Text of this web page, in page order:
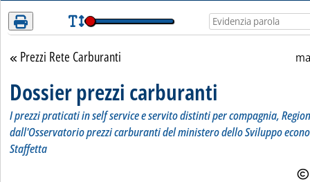
Torna alla sezione
Prezzi Rete Carburanti
Dossier prezzi carburanti
I prezzi praticati in self service e servito distinti per compagnia,
dall'Osservatorio prezzi carburanti del ministero dello Sviluppo
Staffetta